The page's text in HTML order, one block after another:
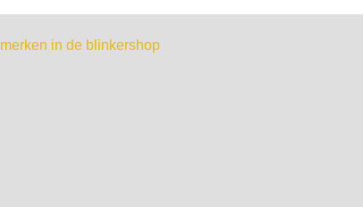
merken in de blinkershop